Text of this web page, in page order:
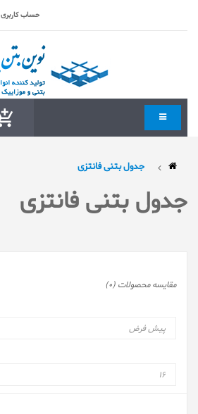
حساب کاربری
جدول بتنی فانتزی
جدول بتنی فانتزی
مقایسه محصولات (0)